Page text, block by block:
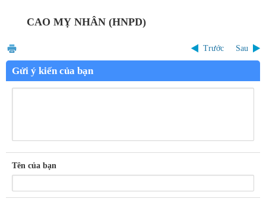
CAO MỴ NHÂN (HNPD)
Trước Sau
Gửi ý kiến của bạn
Tên của bạn